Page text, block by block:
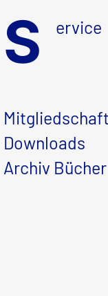
S ervice
Mitgliedschaft
Downloads
Archiv Bücher